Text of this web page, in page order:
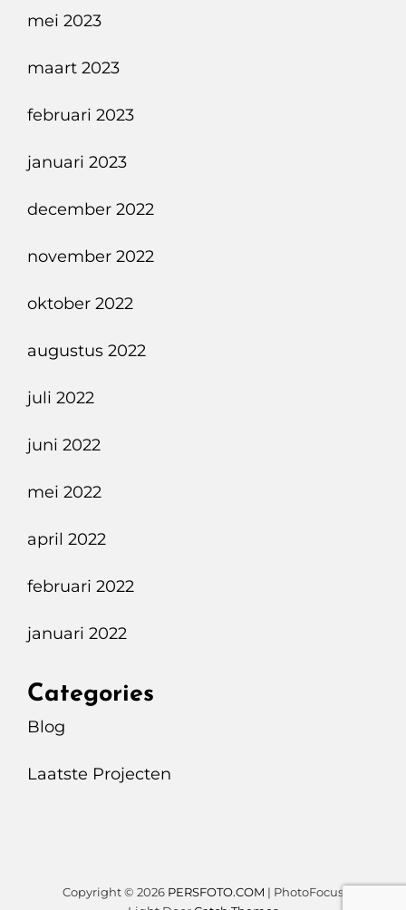
mei 2023
maart 2023
februari 2023
januari 2023
december 2022
november 2022
oktober 2022
augustus 2022
juli 2022
juni 2022
mei 2022
april 2022
februari 2022
januari 2022
Categories
Blog
Laatste Projecten
Copyright © 2026 PERSFOTO.COM | PhotoFocus